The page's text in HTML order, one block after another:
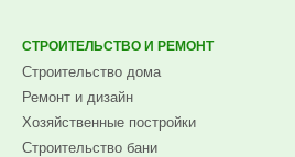
СТРОИТЕЛЬСТВО И РЕМОНТ
Строительство дома
Ремонт и дизайн
Хозяйственные постройки
Строительство бани